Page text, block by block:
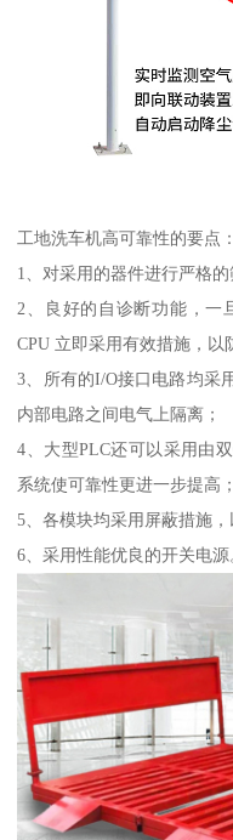
工地洗车机高可靠性的要点：
1、对采用的器件进行严格的
2、良好的自诊断功能，一
CPU 立即采用有效措施，以
3、所有的I/O接口电路均采
内部电路之间电气上隔离；
4、大型PLC还可以采用由
系统使可靠性更进一步提高；
5、各模块均采用屏蔽措施，
6、采用性能优良的开关电源